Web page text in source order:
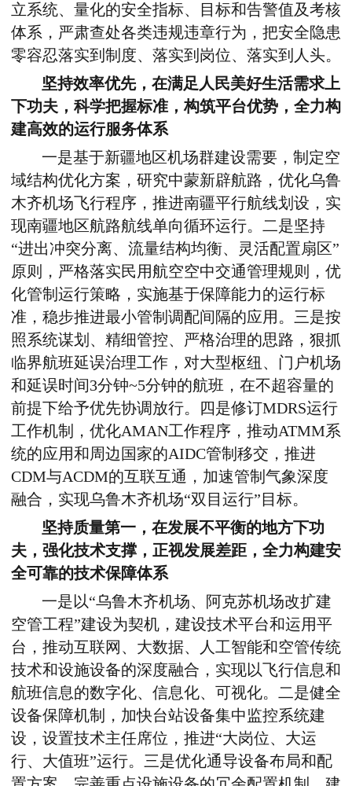
立系统、量化的安全指标、目标和告警值及考核
体系，严肃查处各类违规违章行为，把安全隐患
零容忍落实到制度、落实到岗位、落实到人头。
坚持效率优先，在满足人民美好生活需求上
下功夫，科学把握标准，构筑平台优势，全力构
建高效的运行服务体系
一是基于新疆地区机场群建设需要，制定空
域结构优化方案，研究中蒙新辟航路，优化乌鲁
木齐机场飞行程序，推进南疆平行航线划设，实
现南疆地区航路航线单向循环运行。二是坚持
“进出冲突分离、流量结构均衡、灵活配置扇区”
原则，严格落实民用航空空中交通管理规则，优
化管制运行策略，实施基于保障能力的运行标
准，稳步推进最小管制调配间隔的应用。三是按
照系统谋划、精细管控、严格治理的思路，狠抓
临界航班延误治理工作，对大型枢纽、门户机场
和延误时间3分钟~5分钟的航班，在不超容量的
前提下给予优先协调放行。四是修订MDRS运行
工作机制，优化AMAN工作程序，推动ATMM系
统的应用和周边国家的AIDC管制移交，推进
CDM与ACDM的互联互通，加速管制气象深度
融合，实现乌鲁木齐机场“双目运行”目标。
坚持质量第一，在发展不平衡的地方下功
夫，强化技术支撑，正视发展差距，全力构建安
全可靠的技术保障体系
一是以“乌鲁木齐机场、阿克苏机场改扩建
空管工程”建设为契机，建设技术平台和运用平
台，推动互联网、大数据、人工智能和空管传统
技术和设施设备的深度融合，实现以飞行信息和
航班信息的数字化、信息化、可视化。二是健全
设备保障机制，加快台站设备集中监控系统建
设，设置技术主任席位，推进“大岗位、大运
行、大值班”运行。三是优化通导设备布局和配